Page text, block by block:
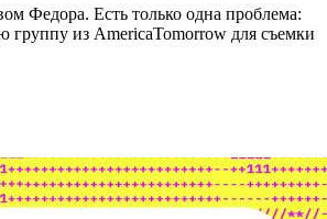
Федора. Есть только одна проблема:
из AmericaTomorrow для съемки